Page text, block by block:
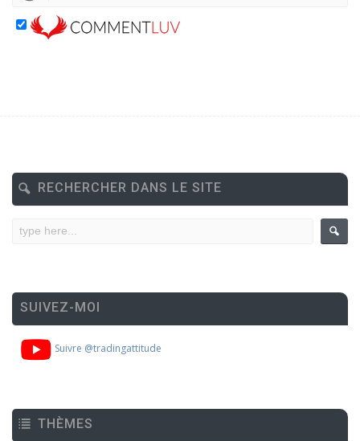
RECHERCHER DANS LE SITE
SUIVEZ-MOI
Suivre @tradingattitude
THÈMES